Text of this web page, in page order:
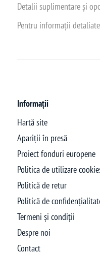
Detalii suplimentare și
Pentru informații
Informații
Hartă site
Apariții în presă
Proiect fonduri europene
Politica de utilizare
Politică de retur
Politică de
Termeni și condiții
Despre noi
Contact